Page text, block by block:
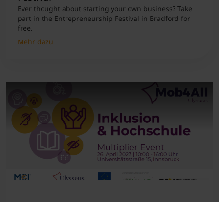
Ever thought about starting your own business? Take
part in the Entrepreneurship Festival in Bradford for
free.
Mehr dazu